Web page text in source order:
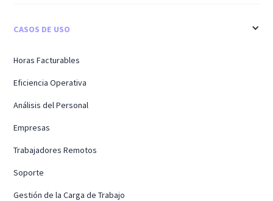
CASOS DE USO
Horas Facturables
Eficiencia Operativa
Análisis del Personal
Empresas
Trabajadores Remotos
Soporte
Gestión de la Carga de Trabajo